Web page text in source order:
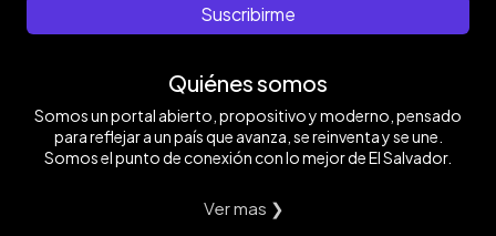
Suscribirme
Quiénes somos
Somos un portal abierto, propositivo y moderno, pensado
para reflejar a un país que avanza, se reinventa y se une.
Somos el punto de conexión con lo mejor de El Salvador.
Ver mas ❯